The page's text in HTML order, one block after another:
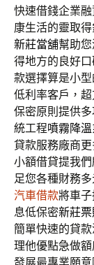
快速借錢企業
康生活的靈取
新莊當舖幫助
得地方的良好
款選擇算是小
低利率客戶，
保密原則提供
統工程噴霧降
貸款服務廠商
小額借貸提我
足您各種財務
汽車借款將車
息低保密新莊
簡單快速的貸
理他優點急做